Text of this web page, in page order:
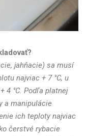
jahňacie) sa musí
najviac + 7 °C, u
4 °C. Podľa platnej
a manipulácie
ich teploty najviac
čerstvé rybacie